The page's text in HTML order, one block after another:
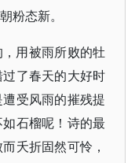
粉态新。
用被雨所败的牡
了春天的大好时
受风雨的摧残提
石榴呢！诗的最
夭折固然可怜，